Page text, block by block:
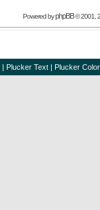
Powered byphpBB© 2001,
| Plucker Text | Plucker Color